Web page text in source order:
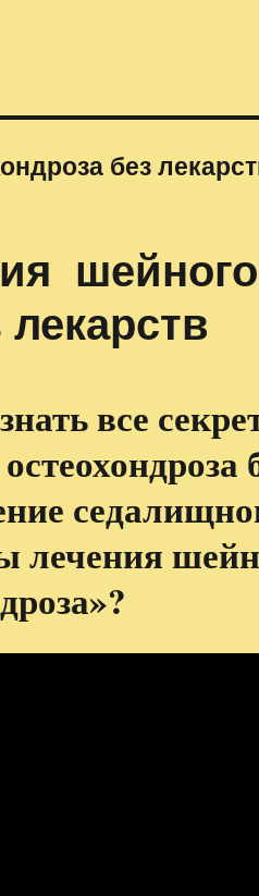
без
шейного
все
лечения